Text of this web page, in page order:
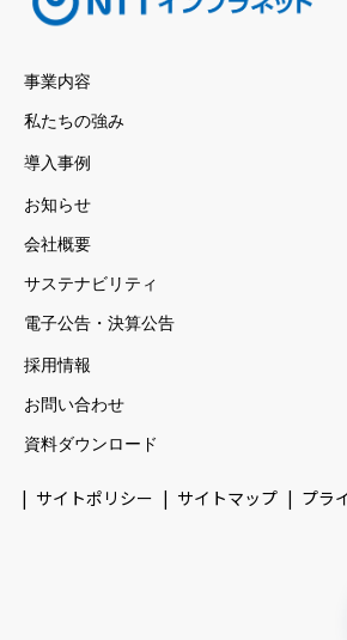
事業内容
私たちの強み
導入事例
お知らせ
会社概要
サステナビリティ
電子公告・決算公告
採用情報
お問い合わせ
資料ダウンロード
サイトポリシー サイトマップ プラ